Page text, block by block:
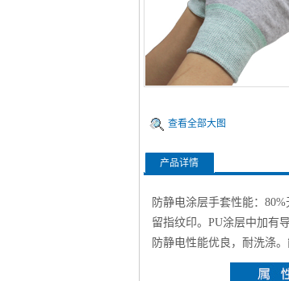
查看全部大图
产品详情
防静电涂层手套性能：
留指纹印。PU涂层中加有
防静电性能优良，耐洗涤